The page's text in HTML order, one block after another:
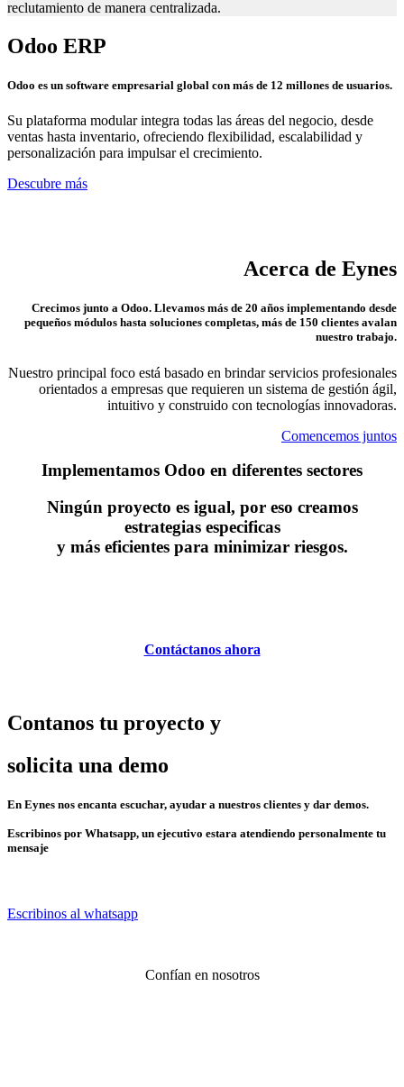
reclutamiento de manera centralizada.
Odoo ERP
Odoo es un software empresarial global con más de 12 millones de usuarios.
Su plataforma modular integra todas las áreas del negocio, desde
ventas hasta inventario, ofreciendo flexibilidad, escalabilidad y
personalización para impulsar el crecimiento.
Descubre más
Acerca de Eynes
Crecimos junto a Odoo. Llevamos más de 20 años implementando desde
pequeños módulos hasta soluciones completas, más de 150 clientes avalan
nuestro trabajo.
Nuestro principal foco está basado en brindar servicios profesionales
orientados a empresas que requieren un sistema de gestión ágil,
intuitivo y construido con tecnologías innovadoras.
Comencemos juntos
Implementamos Odoo en diferentes sectores
Ningún proyecto es igual, por eso creamos
estrategias especificas
y más eficientes para minimizar riesgos.
Contáctanos ahora
Contanos tu proyecto y
solicita una demo
En Eynes nos encanta escuchar, ayudar a nuestros clientes y dar demos.
Escribinos por Whatsapp, un ejecutivo estara atendiendo personalmente tu
mensaje
Escribinos al whatsapp
Confían en nosotros